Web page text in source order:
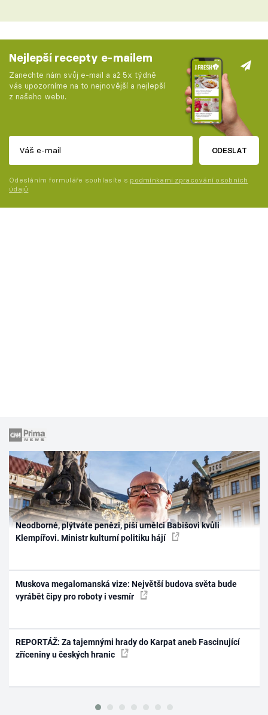
Nejlepší recepty e-mailem
Zanechte nám svůj e-mail a až 5x týdně
vás upozorníme na to nejnovější a nejlepší
z našeho webu.
ODESLAT
Odesláním formuláře souhlasíte s podmínkami zpracování osobních
údajů
Neodborné, plýtváte penězi, píší umělci Babišovi kvůli
Klempířovi. Ministr kulturní politiku hájí
Muskova megalomanská vize: Největší budova světa bude
vyrábět čipy pro roboty i vesmír
REPORTÁŽ: Za tajemnými hrady do Karpat aneb Fascinující
zříceniny u českých hranic